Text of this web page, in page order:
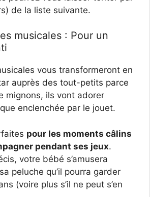
de la liste suivante.
musicales : Pour un
vous transformeront en
auprès des tout-petits parce
mignons, ils vont adorer
enclenchée par le jouet.
pour les moments câlins
pendant ses jeux.
votre bébé s’amusera
peluche qu’il pourra garder
(voire plus s’il ne peut s’en